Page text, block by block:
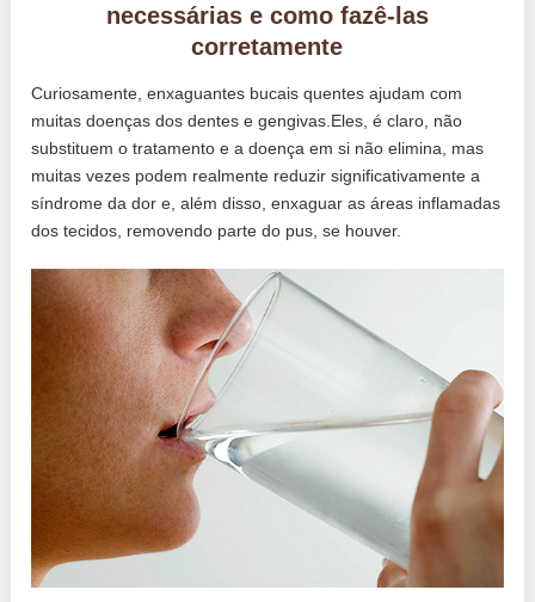
necessárias e como fazê-las
corretamente
Curiosamente, enxaguantes bucais quentes ajudam com
muitas doenças dos dentes e gengivas.Eles, é claro, não
substituem o tratamento e a doença em si não elimina, mas
muitas vezes podem realmente reduzir significativamente a
síndrome da dor e, além disso, enxaguar as áreas inflamadas
dos tecidos, removendo parte do pus, se houver.